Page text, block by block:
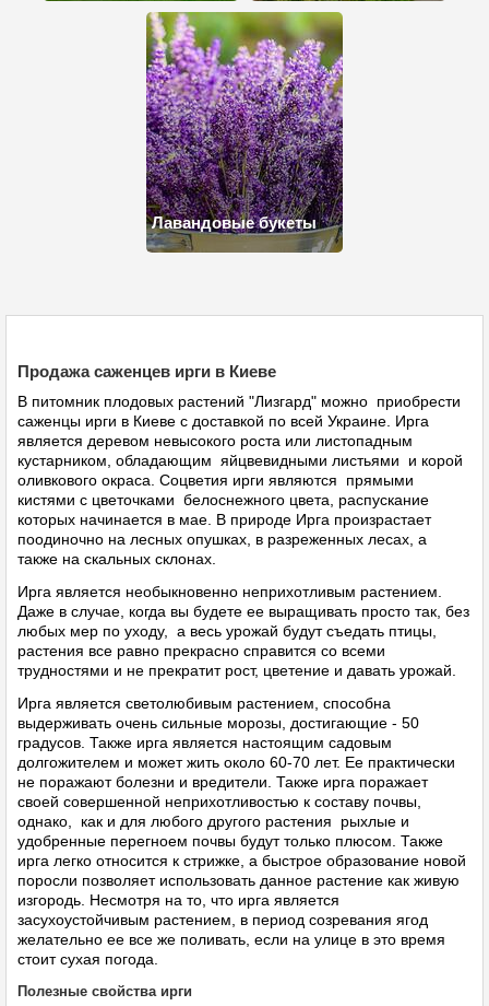
Лавандовые букеты
Продажа саженцев ирги в Киеве
В питомник плодовых растений "Лизгард" можно приобрести
саженцы ирги в Киеве с доставкой по всей Украине. Ирга
является деревом невысокого роста или листопадным
кустарником, обладающим яйцвевидными листьями и корой
оливкового окраса. Соцветия ирги являются прямыми
кистями с цветочками белоснежного цвета, распускание
которых начинается в мае. В природе Ирга произрастает
поодиночно на лесных опушках, в разреженных лесах, а
также на скальных склонах.
Ирга является необыкновенно неприхотливым растением.
Даже в случае, когда вы будете ее выращивать просто так, без
любых мер по уходу, а весь урожай будут съедать птицы,
растения все равно прекрасно справится со всеми
трудностями и не прекратит рост, цветение и давать урожай.
Ирга является светолюбивым растением, способна
выдерживать очень сильные морозы, достигающие - 50
градусов. Также ирга является настоящим садовым
долгожителем и может жить около 60-70 лет. Ее практически
не поражают болезни и вредители. Также ирга поражает
своей совершенной неприхотливостью к составу почвы,
однако, как и для любого другого растения рыхлые и
удобренные перегноем почвы будут только плюсом. Также
ирга легко относится к стрижке, а быстрое образование новой
поросли позволяет использовать данное растение как живую
изгородь. Несмотря на то, что ирга является
засухоустойчивым растением, в период созревания ягод
желательно ее все же поливать, если на улице в это время
стоит сухая погода.
Полезные свойства ирги